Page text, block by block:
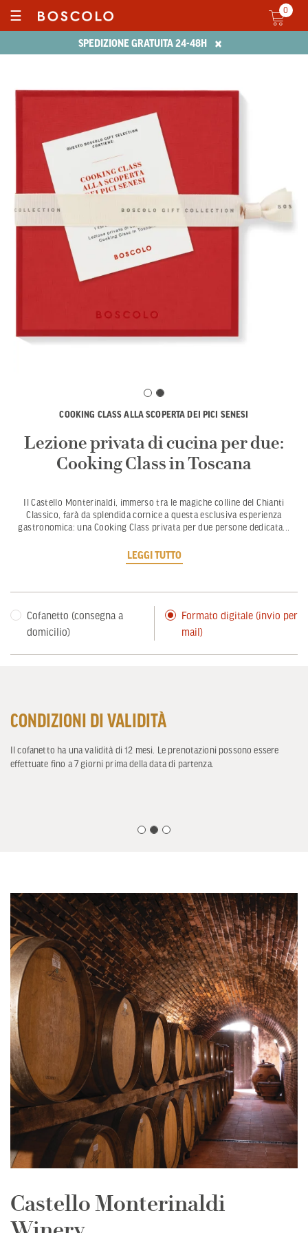
SPEDIZIONE GRATUITA 24-48H ×
☰ 0
COOKING CLASS ALLA SCOPERTA DEI PICI SENESI
Lezione privata di cucina per due:
Cooking Class in Toscana
Il Castello Monterinaldi, immerso tra le magiche colline del Chianti
Classico, farà da splendida cornice a questa esclusiva esperienza
gastronomica: una Cooking Class privata per due persone dedicata
LEGGI TUTTO
Cofanetto (consegna a
domicilio)
Formato digitale (invio per
mail)
CONDIZIONI DI VALIDITÀ
Il cofanetto ha una validità di 12 mesi. Le prenotazioni possono essere
effettuate fino a 7 giorni prima della data di partenza.
Castello Monterinaldi